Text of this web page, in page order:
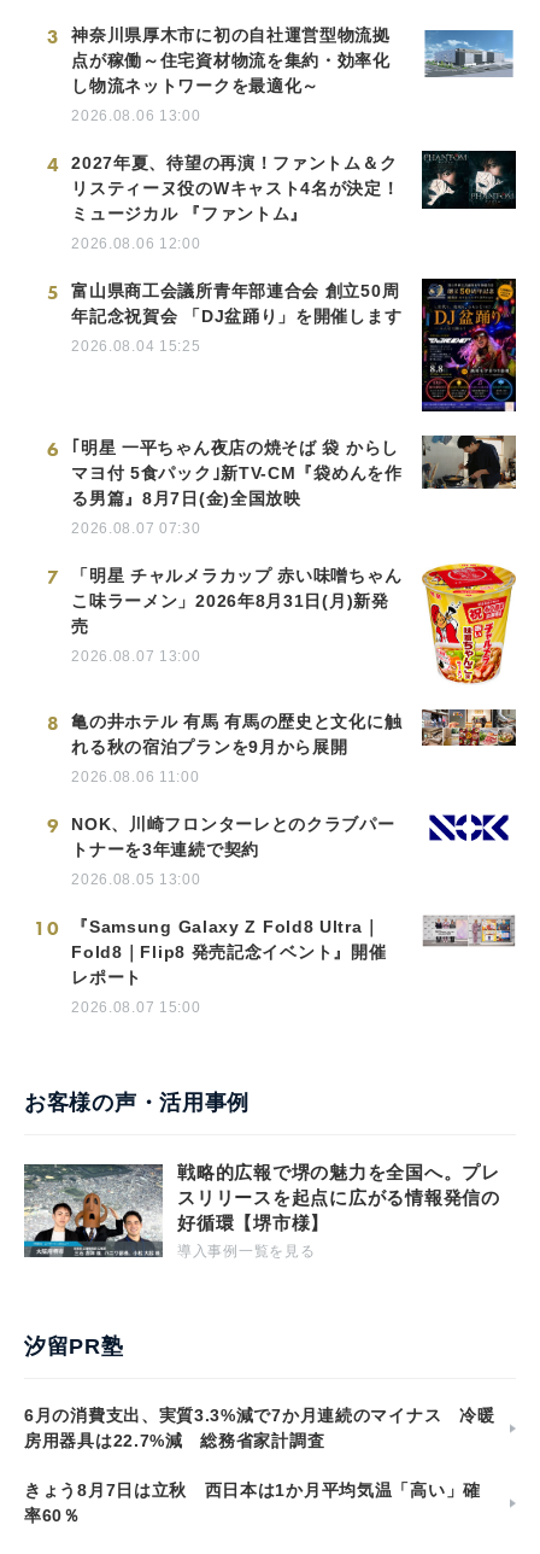
3
神奈川県厚木市に初の自社運営型物流拠
点が稼働～住宅資材物流を集約・効率化
し物流ネットワークを最適化～
2026.08.06 13:00
4
2027年夏、待望の再演！ファントム＆ク
リスティーヌ役のWキャスト4名が決定！
ミュージカル 『ファントム』
2026.08.06 12:00
5
富山県商工会議所青年部連合会 創立50周
年記念祝賀会 「DJ盆踊り」を開催します
2026.08.04 15:25
6
｢明星 一平ちゃん夜店の焼そば 袋 からし
マヨ付 5食パック｣新TV-CM『袋めんを作
る男篇』8月7日(金)全国放映
2026.08.07 07:30
7
「明星 チャルメラカップ 赤い味噌ちゃん
こ味ラーメン」2026年8月31日(月)新発
売
2026.08.07 13:00
8
亀の井ホテル 有馬 有馬の歴史と文化に触
れる秋の宿泊プランを9月から展開
2026.08.06 11:00
9
NOK、川崎フロンターレとのクラブパー
トナーを3年連続で契約
2026.08.05 13:00
10
『Samsung Galaxy Z Fold8 Ultra｜
Fold8｜Flip8 発売記念イベント』開催
レポート
2026.08.07 15:00
お客様の声・活用事例
戦略的広報で堺の魅力を全国へ。プレ
スリリースを起点に広がる情報発信の
好循環【堺市様】
導入事例一覧を見る
汐留PR塾
6月の消費支出、実質3.3%減で7か月連続のマイナス 冷暖
房用器具は22.7%減 総務省家計調査
きょう8月7日は立秋 西日本は1か月平均気温「高い」確
率60％